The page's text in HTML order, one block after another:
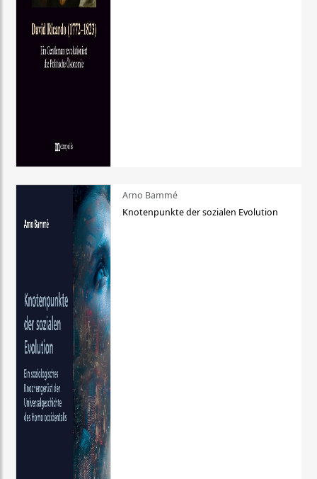
Arno Bammé
Knotenpunkte der sozialen Evolution